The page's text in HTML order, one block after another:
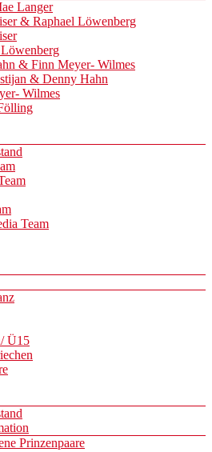
Langer
& Raphael Löwenberg
& Finn Meyer- Wilmes
& Denny Hahn
Wilmes
Team
Ü15
Prinzenpaare